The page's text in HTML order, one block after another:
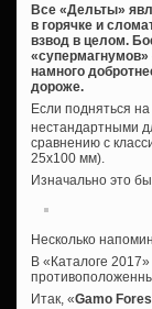
Все «Дельты»
в горячке и
взвод в целом.
намного
дороже.
Если подняться
нестандартными
сравнению с
25х100 мм).
Изначально это
Несколько
В «Каталоге
Итак, «Gamo